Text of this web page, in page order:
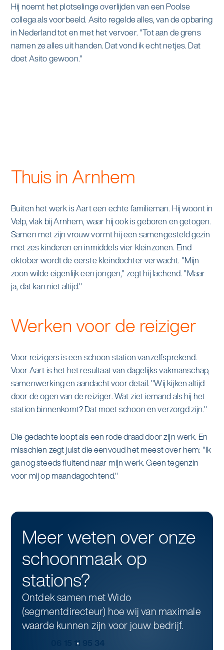
Hij noemt het plotselinge overlijden van een Poolse
collega als voorbeeld. Asito regelde alles, van de opbaring
in Nederland tot en met het vervoer. "Tot aan de grens
namen ze alles uit handen. Dat vond ik echt netjes. Dat
doet Asito gewoon."
Thuis in Arnhem
Buiten het werk is Aart een echte familieman. Hij woont in
Velp, vlak bij Arnhem, waar hij ook is geboren en getogen.
Samen met zijn vrouw vormt hij een samengesteld gezin
met zes kinderen en inmiddels vier kleinzonen. Eind
oktober wordt de eerste kleindochter verwacht. "Mijn
zoon wilde eigenlijk een jongen," zegt hij lachend. "Maar
ja, dat kan niet altijd."
Werken voor de reiziger
Voor reizigers is een schoon station vanzelfsprekend.
Voor Aart is het het resultaat van dagelijks vakmanschap,
samenwerking en aandacht voor detail. "Wij kijken altijd
door de ogen van de reiziger. Wat ziet iemand als hij het
station binnenkomt? Dat moet schoon en verzorgd zijn."
Die gedachte loopt als een rode draad door zijn werk. En
misschien zegt juist die eenvoud het meest over hem: "Ik
ga nog steeds fluitend naar mijn werk. Geen tegenzin
voor mij op maandagochtend."
Meer weten over onze
schoonmaak op
stations?
Ontdek samen met Wido
(segmentdirecteur) hoe wij van maximale
waarde kunnen zijn voor jouw bedrijf.
06 15 11 95 34